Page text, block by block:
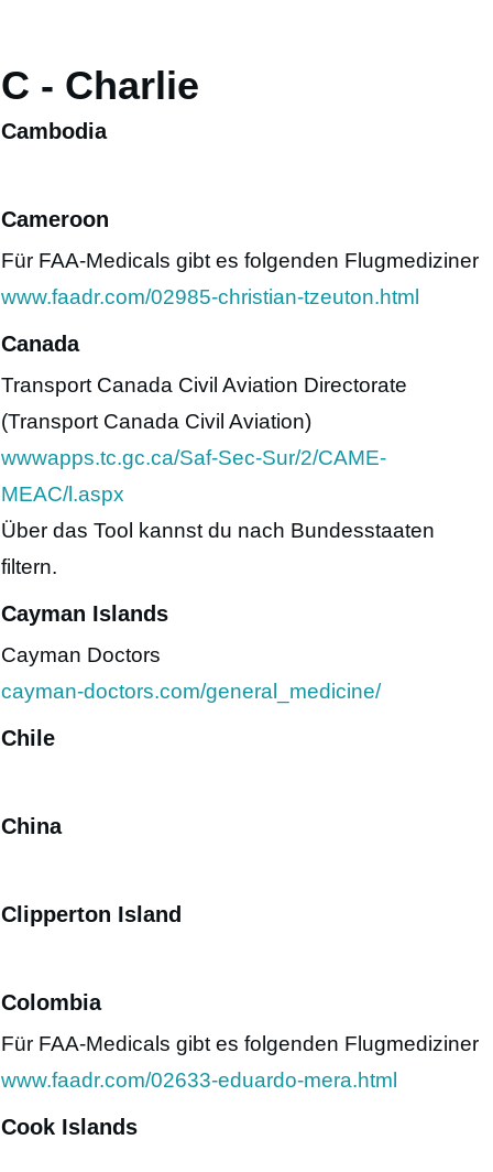
C - Charlie
Cambodia
Cameroon
Für FAA-Medicals gibt es folgenden Flugmediziner
www.faadr.com/02985-christian-tzeuton.html
Canada
Transport Canada Civil Aviation Directorate
(Transport Canada Civil Aviation)
wwwapps.tc.gc.ca/Saf-Sec-Sur/2/CAME-
MEAC/l.aspx
Über das Tool kannst du nach Bundesstaaten
filtern.
Cayman Islands
Cayman Doctors
cayman-doctors.com/general_medicine/
Chile
China
Clipperton Island
Colombia
Für FAA-Medicals gibt es folgenden Flugmediziner
www.faadr.com/02633-eduardo-mera.html
Cook Islands